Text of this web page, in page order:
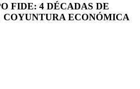
FIDE: 4 DÉCADAS DE
ECONÓMICA